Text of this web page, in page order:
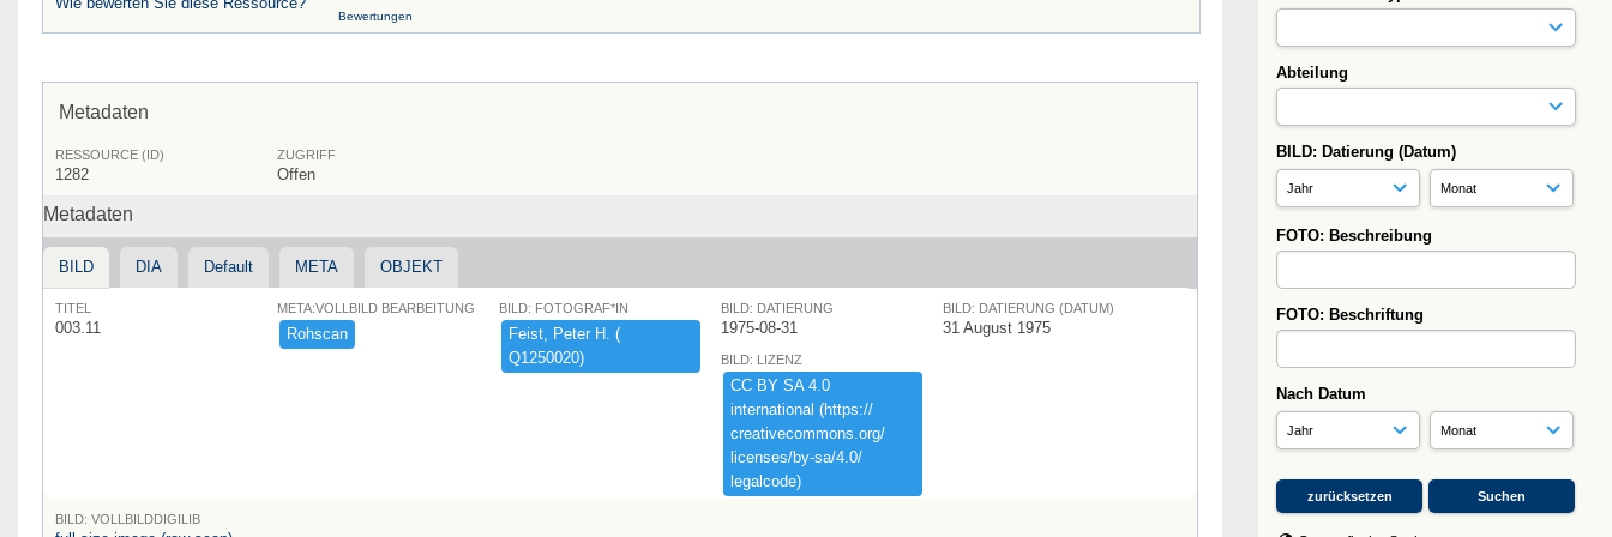
Abteilung
BILD: Datierung (Datum)
FOTO: Beschreibung
FOTO: Beschriftung
Nach Datum
Bewertungen
Metadaten
RESSOURCE (ID)
1282
ZUGRIFF
Offen
Metadaten
BILD DIA Default META OBJEKT
TITEL
003.11
META:VOLLBILD BEARBEITUNG
Rohscan
BILD: FOTOGRAF*IN
Feist,​ ​Peter ​H.​ ​(​
Q1250020)​
BILD: DATIERUNG
1975-08-31
BILD: DATIERUNG (DATUM)
31 August 1975
BILD: LIZENZ
CC ​BY ​SA ​4.​0 ​
international ​(​https:​/​/​
creativecommons.​org/​
licenses/​by-​sa/​4.​0/​
legalcode)​
BILD: VOLLBILDDIGILIB